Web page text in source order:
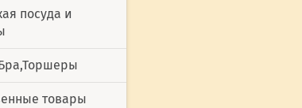
посуда и
товары